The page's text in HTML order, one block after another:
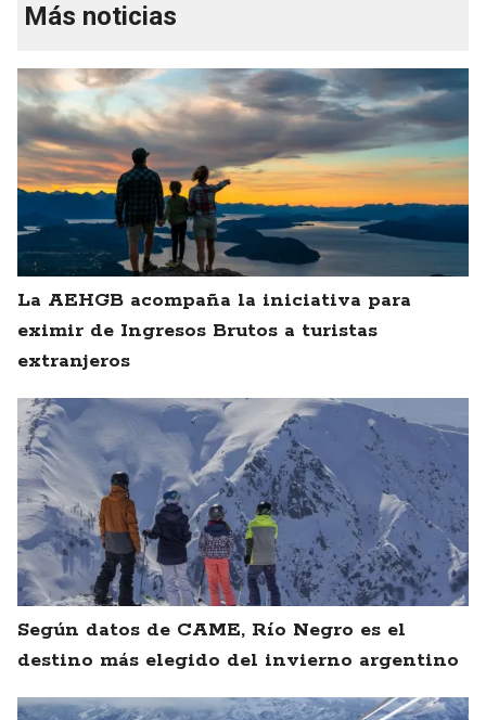
Más noticias
La AEHGB acompaña la iniciativa para
eximir de Ingresos Brutos a turistas
extranjeros
Según datos de CAME, Río Negro es el
destino más elegido del invierno argentino